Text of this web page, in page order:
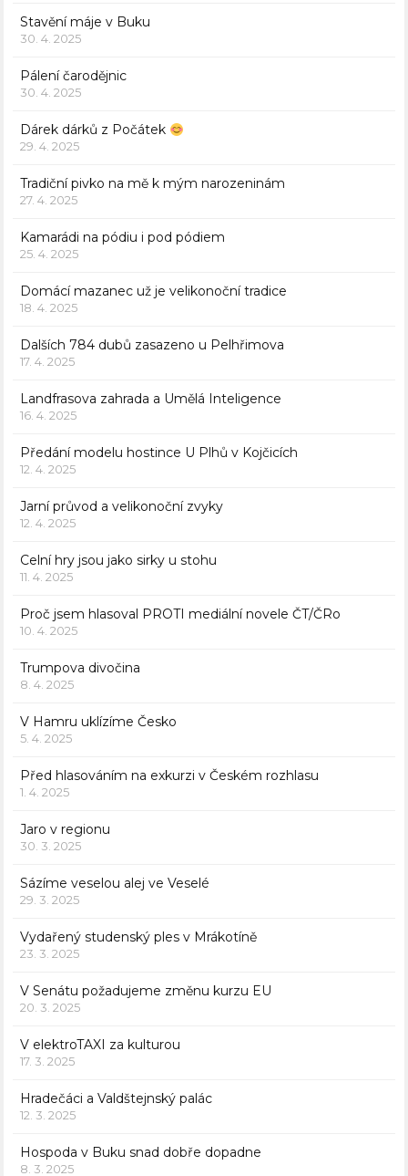
Stavění máje v Buku
30. 4. 2025
Pálení čarodějnic
30. 4. 2025
Dárek dárků z Počátek
29. 4. 2025
Tradiční pivko na mě k mým narozeninám
27. 4. 2025
Kamarádi na pódiu i pod pódiem
25. 4. 2025
Domácí mazanec už je velikonoční tradice
18. 4. 2025
Dalších 784 dubů zasazeno u Pelhřimova
17. 4. 2025
Landfrasova zahrada a Umělá Inteligence
16. 4. 2025
Předání modelu hostince U Plhů v Kojčicích
12. 4. 2025
Jarní průvod a velikonoční zvyky
12. 4. 2025
Celní hry jsou jako sirky u stohu
11. 4. 2025
Proč jsem hlasoval PROTI mediální novele ČT/ČRo
10. 4. 2025
Trumpova divočina
8. 4. 2025
V Hamru uklízíme Česko
5. 4. 2025
Před hlasováním na exkurzi v Českém rozhlasu
1. 4. 2025
Jaro v regionu
30. 3. 2025
Sázíme veselou alej ve Veselé
29. 3. 2025
Vydařený studenský ples v Mrákotíně
23. 3. 2025
V Senátu požadujeme změnu kurzu EU
20. 3. 2025
V elektroTAXI za kulturou
17. 3. 2025
Hradečáci a Valdštejnský palác
12. 3. 2025
Hospoda v Buku snad dobře dopadne
8. 3. 2025